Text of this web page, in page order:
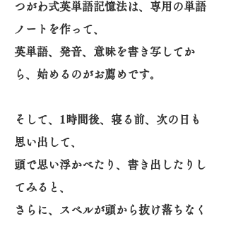
つがわ式英単語記憶法は、専用の単語
ノートを作って、
英単語、発音、意味を書き写してか
ら、始めるのがお薦めです。
そして、1時間後、寝る前、次の日も
思い出して、
頭で思い浮かべたり、書き出したりし
てみると、
さらに、スペルが頭から抜け落ちなく